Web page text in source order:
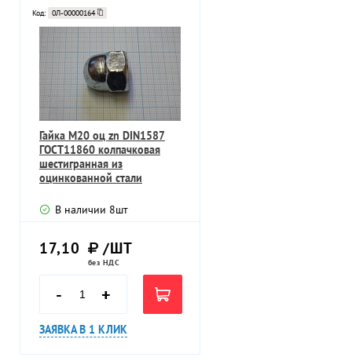
Код: 0Л-00000164
Гайка M20 оц zn DIN1587
ГОСТ11860 колпачковая
шестигранная из
оцинкованной стали
В наличии 8шт
17,10 /ШТ
без НДС
- +
ЗАЯВКА В 1 КЛИК